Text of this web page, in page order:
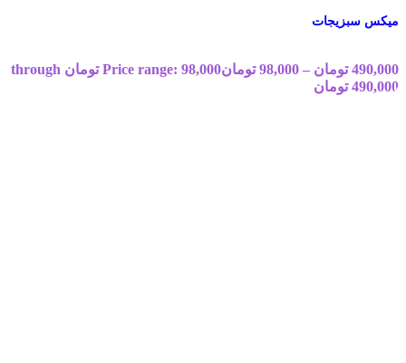
میکس سبزیجات
490,000 تومان –
98,000 تومان
Price range: 98,000 تومان through
490,000 تومان